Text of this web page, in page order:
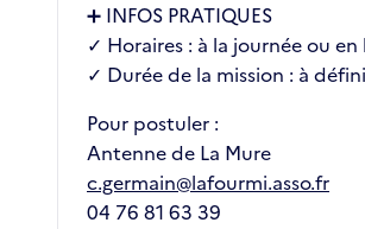
➕ INFOS PRATIQUES
✓ Horaires : à la journée ou
✓ Durée de la mission : à
Pour postuler :
Antenne de La Mure
c.germain@lafourmi.asso.fr
04 76 81 63 39